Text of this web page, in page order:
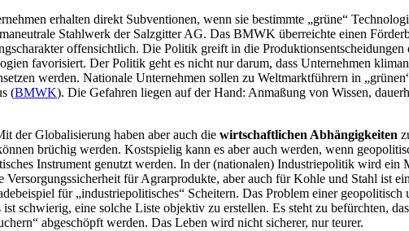
erhalten direkt Subventionen, wenn sie bestimmte „grüne“
Stahlwerk der Salzgitter AG. Das BMWK überreichte einen
offensichtlich. Die Politik greift in die
favorisiert. Der Politik geht es nicht nur darum, dass Unternehmen
werden. Nationale Unternehmen sollen zu Weltmarktführern in
(BMWK). Die Gefahren liegen auf der Hand: Anmaßung von Wissen,
der Globalisierung haben aber auch die wirtschaftlichen Abhängigkeiten
brüchig werden. Kostspielig kann es aber auch werden, wenn
Instrument genutzt werden. In der (nationalen) Industriepolitik wird ein
für Agrarprodukte, aber auch für Kohle und Stahl ist
für „industriepolitisches“ Scheitern. Das Problem einer
schwierig, eine solche Liste objektiv zu erstellen. Es steht zu befürchten,
abgeschöpft werden. Das Leben wird nicht sicherer, nur teurer.